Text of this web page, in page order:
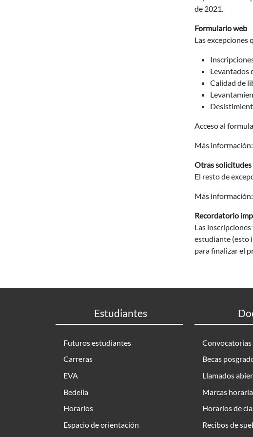
de 2021.
Formulario web
Las excepciones
Levantados
Calidad de
Acceso al
Más información:
Otras solicitudes
El resto de
Más información:
Recordatorio
Las
estudiante (esto
para finalizar el
Estudiantes
Futuros estudiantes
Carreras
EVA
Bedelia
Horarios
Espacio de orientación
Becas
Llamados
Marcas
Horarios de
Recibos de